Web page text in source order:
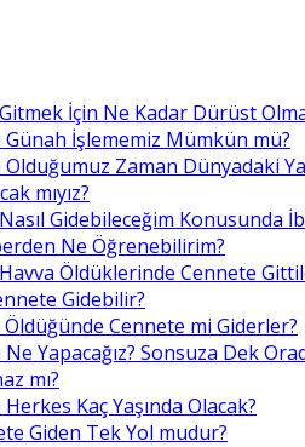
İçin Ne Kadar Dürüst
İşlememiz Mümkün mü?
Zaman Dünyadaki
mıyız?
Gidebileceğim Konusunda
Ne Öğrenebilirim?
Öldüklerinde Cennete
Gidebilir?
Cennete mi Giderler?
Yapacağız? Sonsuza Dek
mı?
Kaç Yaşında Olacak?
Giden Tek Yol mudur?